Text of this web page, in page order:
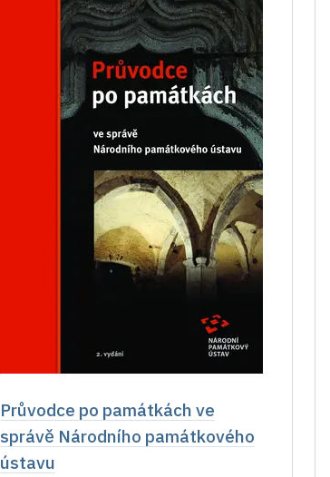
Průvodce po památkách ve
správě Národního památkového
ústavu